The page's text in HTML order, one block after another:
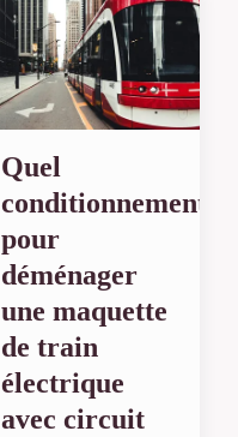
Quel
conditionnement
pour
déménager
une maquette
de train
électrique
avec circuit